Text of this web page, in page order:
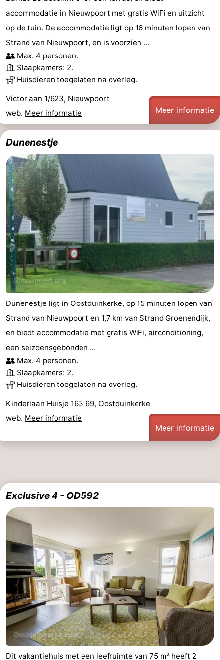
Vlaanderen
-
Brugge
-
Gent
-
Ieper
De
Kust
-
Natuur
Het
Zwin
-
Knokke-
Heist
-
Zeebrugge
-
Blankenberge
-
Wenduine
-
De
Haan
-
Bredene
-
Oostende
-
Middelkerke
-
Oostduinkerke
-
Koksijde
-
De
Panne
-
Natuur
Weer
accommodatie in Nieuwpoort met gratis WiFi en uitzicht
op de tuin. De accommodatie ligt op 16 minuten lopen van
Strand van Nieuwpoort, en is voorzien ...
Max. 4 personen.
Slaapkamers: 2.
Huisdieren toegelaten na overleg.
Victorlaan 1/623, Nieuwpoort
web. Meer informatie Meer informatie
Dunenestje
Dunenestje ligt in Oostduinkerke, op 15 minuten lopen van
Strand van Nieuwpoort en 1,7 km van Strand Groenendijk,
en biedt accommodatie met gratis WiFi, airconditioning,
een seizoensgebonden ...
Max. 4 personen.
Slaapkamers: 2.
Huisdieren toegelaten na overleg.
Kinderlaan Huisje 163 69, Oostduinkerke
web. Meer informatie
Meer informatie
Exclusive 4 - OD592
Dit vakantiehuis met een leefruimte van 75 m² heeft 2